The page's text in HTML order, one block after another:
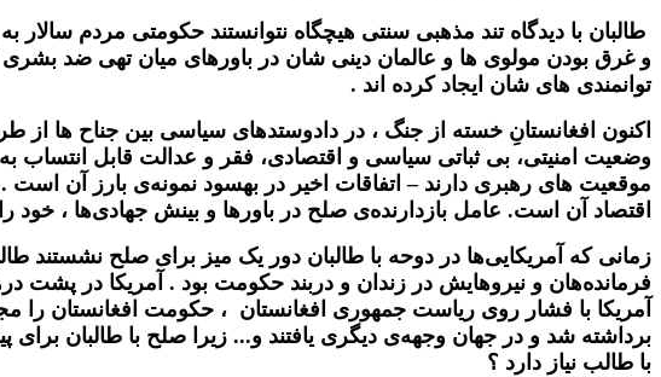
طالبان با دیدگاه تند مذهبی سنتی هیچگاه نتوانستند حکومتی مردم سالار
و غرق بودن مولوی ها و عالمان دینی شان در باورهای میان تهی ضد
توانمندی های شان ایجاد کرده اند .
اکنون افغانستانِ خسته از جنگ ، در دادوستدهای سیاسی بین جناح ها
وضعیت امنیتی، بی ثباتی سیاسی و اقتصادی، فقر و عدالت قابل انتساب
موقعیت های رهبری دارند – اتفاقات اخیر در بهسود نمونه‌ی بارز آن است
اقتصاد آن است. عامل بازدارنده‌ی صلح در باورها و بینش جهادی‌ها ،
زمانی که آمریکایی‌ها در دوحه با طالبان دور یک میز برای صلح نشستند
فرمانده‌‌‌هان و نیروهایش در زندان و دربند حکومت بود . آمریکا در پشت
آمریکا با فشار روی ریاست جمهوری افغانستان ، حکومت افغانستان را
برداشته شد و در جهان وجهه‌ی دیگری یافتند و... زیرا صلح با طالبان
با طالب نیاز دارد ؟